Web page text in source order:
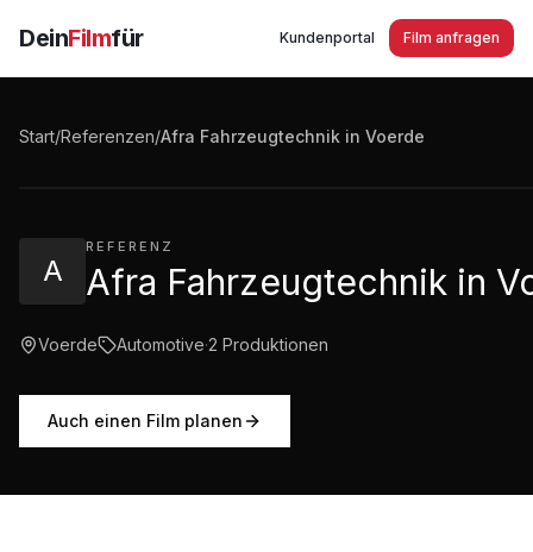
DeinFilmfür Kundenportal Film anfragen
Start/Referenzen/Afra Fahrzeugtechnik in Voerde
A
REFERENZ
Afra Fahrzeugtechnik in
Voerde Automotive·2 Produktionen
Auch einen Film planen
Afra Fahrzeugtechnik in Voerde - komm´ in unser